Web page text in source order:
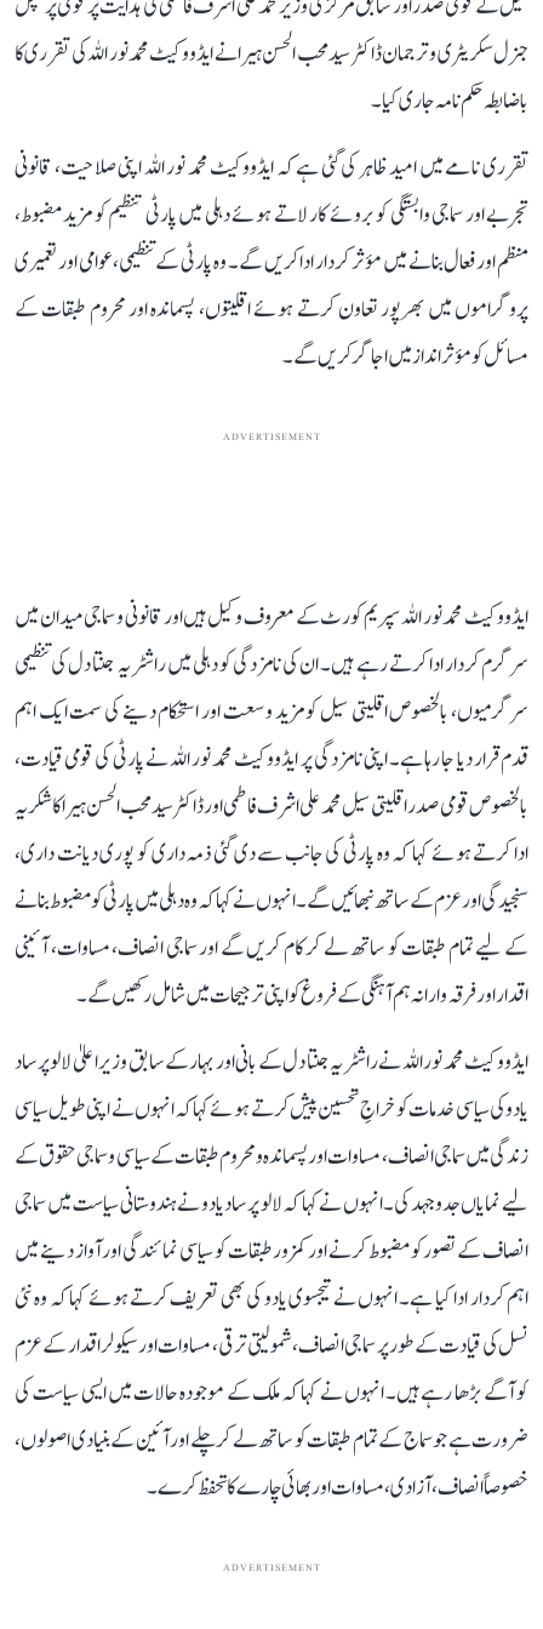
جنرل سکریٹری و ترجمان ڈاکٹر سید محب الحسن ہیرا نے ایڈووکیٹ محمد نور اللہ کی تقرری کا
باضابطہ حکم نامہ جاری کیا۔
تقرری نامے میں امید ظاہر کی گئی ہے کہ ایڈووکیٹ محمد نور اللہ اپنی صلاحیت، قانونی
تجربے اور سماجی وابستگی کو بروئے کار لاتے ہوئے دہلی میں پارٹی تنظیم کو مزید مضبوط،
منظم اور فعال بنانے میں مؤثر کردار ادا کریں گے۔ وہ پارٹی کے تنظیمی، عوامی اور تعمیری
پروگراموں میں بھرپور تعاون کرتے ہوئے اقلیتوں، پسماندہ اور محروم طبقات کے
مسائل کو مؤثر انداز میں اجاگر کریں گے۔
ADVERTISEMENT
ایڈووکیٹ محمد نور اللہ سپریم کورٹ کے معروف وکیل ہیں اور قانونی و سماجی میدان میں
سرگرم کردار ادا کرتے رہے ہیں۔ ان کی نامزدگی کو دہلی میں راشٹریہ جنتا دل کی تنظیمی
سرگرمیوں، بالخصوص اقلیتی سیل کو مزید وسعت اور استحکام دینے کی سمت ایک اہم
قدم قرار دیا جا رہا ہے۔ اپنی نامزدگی پر ایڈووکیٹ محمد نور اللہ نے پارٹی کی قومی قیادت،
بالخصوص قومی صدر اقلیتی سیل محمد علی اشرف فاطمی اور ڈاکٹر سید محب الحسن ہیرا کا شکریہ
ادا کرتے ہوئے کہا کہ وہ پارٹی کی جانب سے دی گئی ذمہ داری کو پوری دیانت داری،
سنجیدگی اور عزم کے ساتھ نبھائیں گے۔ انہوں نے کہا کہ وہ دہلی میں پارٹی کو مضبوط بنانے
کے لیے تمام طبقات کو ساتھ لے کر کام کریں گے اور سماجی انصاف، مساوات، آئینی
اقدار اور فرقہ وارانہ ہم آہنگی کے فروغ کو اپنی ترجیحات میں شامل رکھیں گے۔
ایڈووکیٹ محمد نور اللہ نے راشٹریہ جنتا دل کے بانی اور بہار کے سابق وزیر اعلیٰ لالو پرساد
یادو کی سیاسی خدمات کو خراجِ تحسین پیش کرتے ہوئے کہا کہ انہوں نے اپنی طویل سیاسی
زندگی میں سماجی انصاف، مساوات اور پسماندہ و محروم طبقات کے سیاسی و سماجی حقوق کے
لیے نمایاں جدوجہد کی۔ انہوں نے کہا کہ لالو پرساد یادو نے ہندوستانی سیاست میں سماجی
انصاف کے تصور کو مضبوط کرنے اور کمزور طبقات کو سیاسی نمائندگی اور آواز دینے میں
اہم کردار ادا کیا ہے۔ انہوں نے تیجسوی یادو کی بھی تعریف کرتے ہوئے کہا کہ وہ نئی
نسل کی قیادت کے طور پر سماجی انصاف، شمولیتی ترقی، مساوات اور سیکولر اقدار کے عزم
کو آگے بڑھا رہے ہیں۔ انہوں نے کہا کہ ملک کے موجودہ حالات میں ایسی سیاست کی
ضرورت ہے جو سماج کے تمام طبقات کو ساتھ لے کر چلے اور آئین کے بنیادی اصولوں،
خصوصاً انصاف، آزادی، مساوات اور بھائی چارے کا تحفظ کرے۔
ADVERTISEMENT